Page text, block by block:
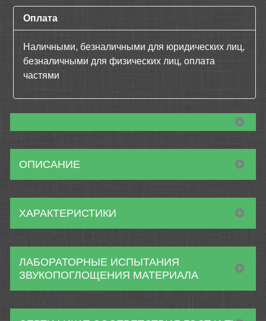
Оплата
Наличными, безналичными для юридических лиц,
безналичными для физических лиц, оплата
частями
ОПИСАНИЕ
ХАРАКТЕРИСТИКИ
ЛАБОРАТОРНЫЕ ИСПЫТАНИЯ
ЗВУКОПОГЛОЩЕНИЯ МАТЕРИАЛА